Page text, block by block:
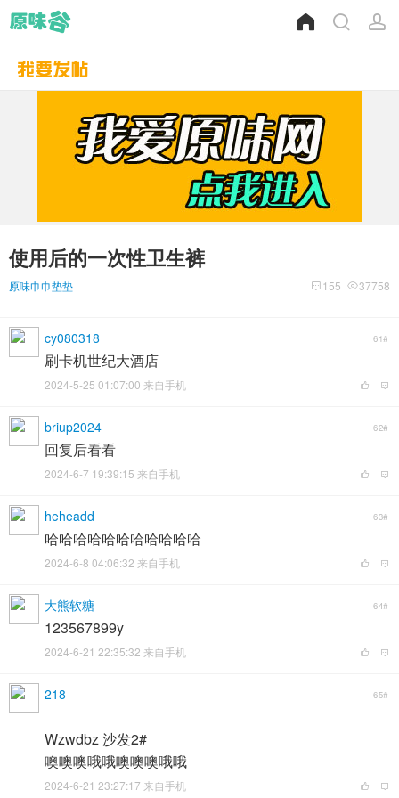
使用后的一次性卫生裤
原味巾巾垫垫 37758
155
cy080318 61#
刷卡机世纪大酒店
2024-5-25 01:07:00 来自手机
briup2024 62#
回复后看看
2024-6-7 19:39:15 来自手机
heheadd 63#
哈哈哈哈哈哈哈哈哈哈哈
2024-6-8 04:06:32 来自手机
大熊软糖 64#
123567899y
2024-6-21 22:35:32 来自手机
218 65#
Wzwdbz 沙发2#
噢噢噢哦哦噢噢噢哦哦
2024-6-21 23:27:17 来自手机